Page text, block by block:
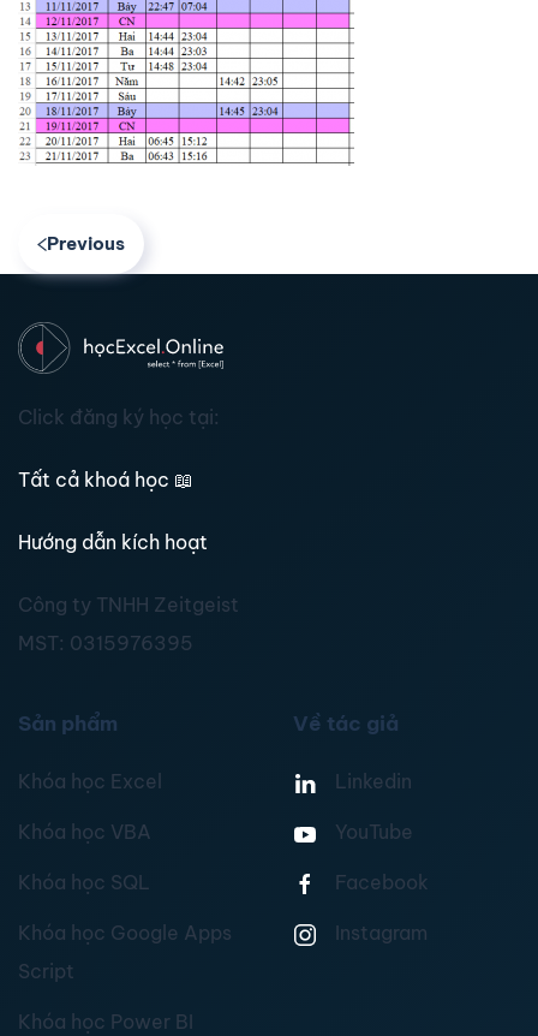
Previous
Click đăng ký học tại:
Tất cả khoá học 📖
Hướng dẫn kích hoạt
Công ty TNHH Zeitgeist
MST: 0315976395
Sản phẩm
Khóa học Excel
Khóa học VBA
Khóa học SQL
Khóa học Google Apps
Script
Khóa học Power BI
Về tác giả
Linkedin
YouTube
Facebook
Instagram